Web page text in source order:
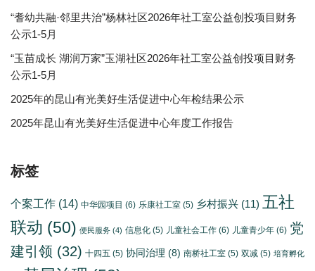
“耆幼共融·邻里共治”杨林社区2026年社工室公益创投项目财务
公示1-5月
“玉苗成长 湖润万家”玉湖社区2026年社工室公益创投项目财务
公示1-5月
2025年的昆山有光美好生活促进中心年检结果公示
2025年昆山有光美好生活促进中心年度工作报告
标签
个案工作 (14) 中华园项目 (6) 乐康社工室 (5) 乡村振兴 (11) 五社
联动 (50) 便民服务 (4) 信息化 (5) 儿童社会工作 (6) 儿童青少年 (6) 党
建引领 (32) 十四五 (5) 协同治理 (8) 南桥社工室 (5) 双减 (5) 培育孵化